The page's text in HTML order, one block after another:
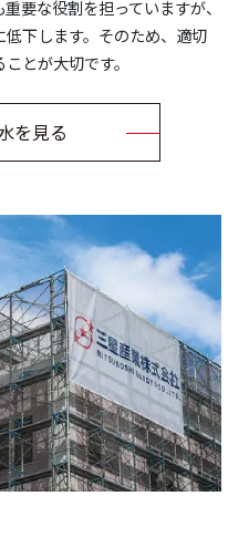
要な役割を担っていますが、
下します。そのため、適切
とが大切です。
を見る